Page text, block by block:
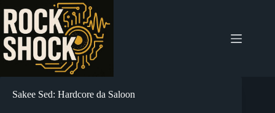
contenuto
Sakee Sed: Hardcore da Saloon